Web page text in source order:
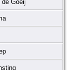
Goeij